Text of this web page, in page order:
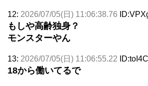
12: 2026/07/05(日) 11:06:38.76
もしや高齢独身？
モンスターやん
13: 2026/07/05(日) 11:06:55.22
18から働いてるで